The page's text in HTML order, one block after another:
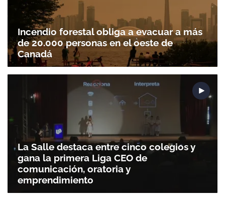
Incendio forestal obliga a evacuar a más
de 20.000 personas en el oeste de
Canadá
La Salle destaca entre cinco colegios y
gana la primera Liga CEO de
comunicación, oratoria y
emprendimiento